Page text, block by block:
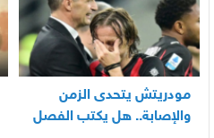
مودريتش يتحدى الزمن
والإصابة.. هل يكتب الفصل